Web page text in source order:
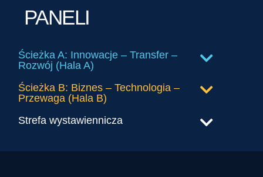
PANELI
Ścieżka A: Innowacje – Transfer –
Rozwój (Hala A)
Ścieżka B: Biznes – Technologia –
Przewaga (Hala B)
Strefa wystawiennicza